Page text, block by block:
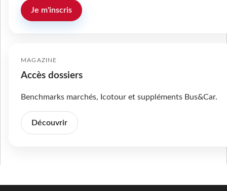
Je m'inscris
MAGAZINE
Accès dossiers
Benchmarks marchés, Icotour et suppléments Bus&Car.
Découvrir